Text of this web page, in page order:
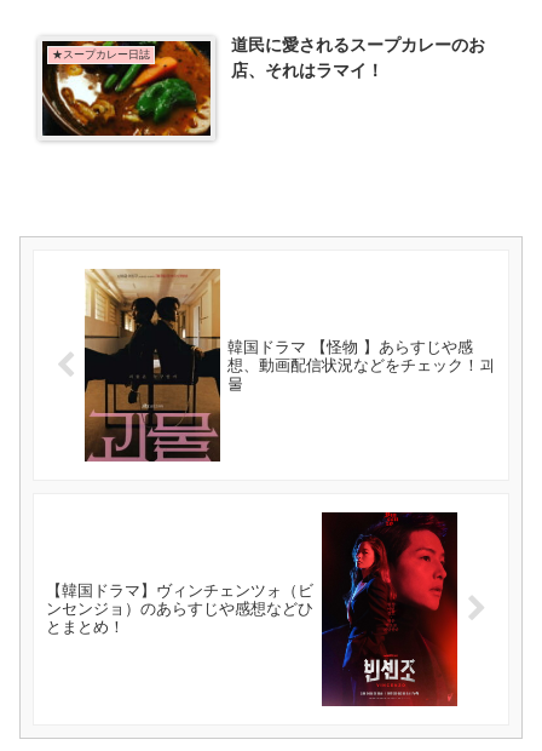
★スープカレー日誌
道民に愛されるスープカレーのお
店、それはラマイ！
韓国ドラマ 【怪物 】あらすじや感
想、動画配信状況などをチェック！괴
물
【韓国ドラマ】ヴィンチェンツォ（ビ
ンセンジョ）のあらすじや感想などひ
とまとめ！